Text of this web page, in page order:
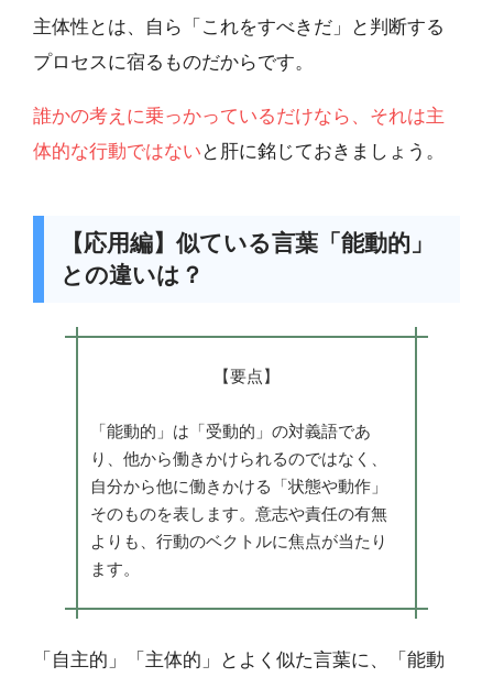
主体性とは、自ら「これをすべきだ」と判断する
プロセスに宿るものだからです。
誰かの考えに乗っかっているだけなら、それは主
体的な行動ではない と肝に銘じておきましょう。
【応用編】似ている言葉「能動的」
との違いは？
【要点】
「能動的」は「受動的」の対義語であ
り、他から働きかけられるのではなく、
自分から他に働きかける「状態や動作」
そのものを表します。意志や責任の有無
よりも、行動のベクトルに焦点が当たり
ます。
「自主的」「主体的」とよく似た言葉に、「能動